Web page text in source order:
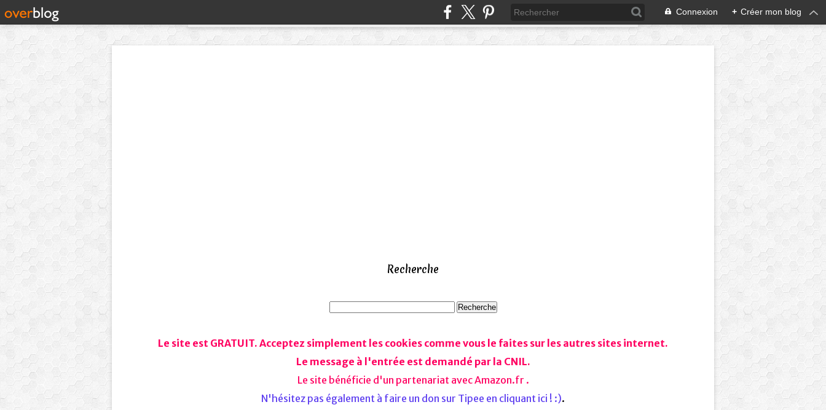
Connexion + Créer mon blog
Recherche
Le site est GRATUIT. Acceptez simplement les cookies comme vous le faites sur les autres sites internet.
Le message à l'entrée est demandé par la CNIL.
Le site bénéficie d'un partenariat avec Amazon.fr .
N'hésitez pas également à faire un don sur Tipee en cliquant ici ! :).